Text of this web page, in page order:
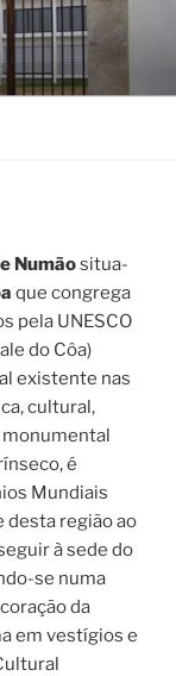
Numãositua-
que congrega
pela UNESCO
do Côa)
existente nas
cultural,
monumental
é
Mundiais
desta região ao
à sede do
se numa
da
em vestígios e